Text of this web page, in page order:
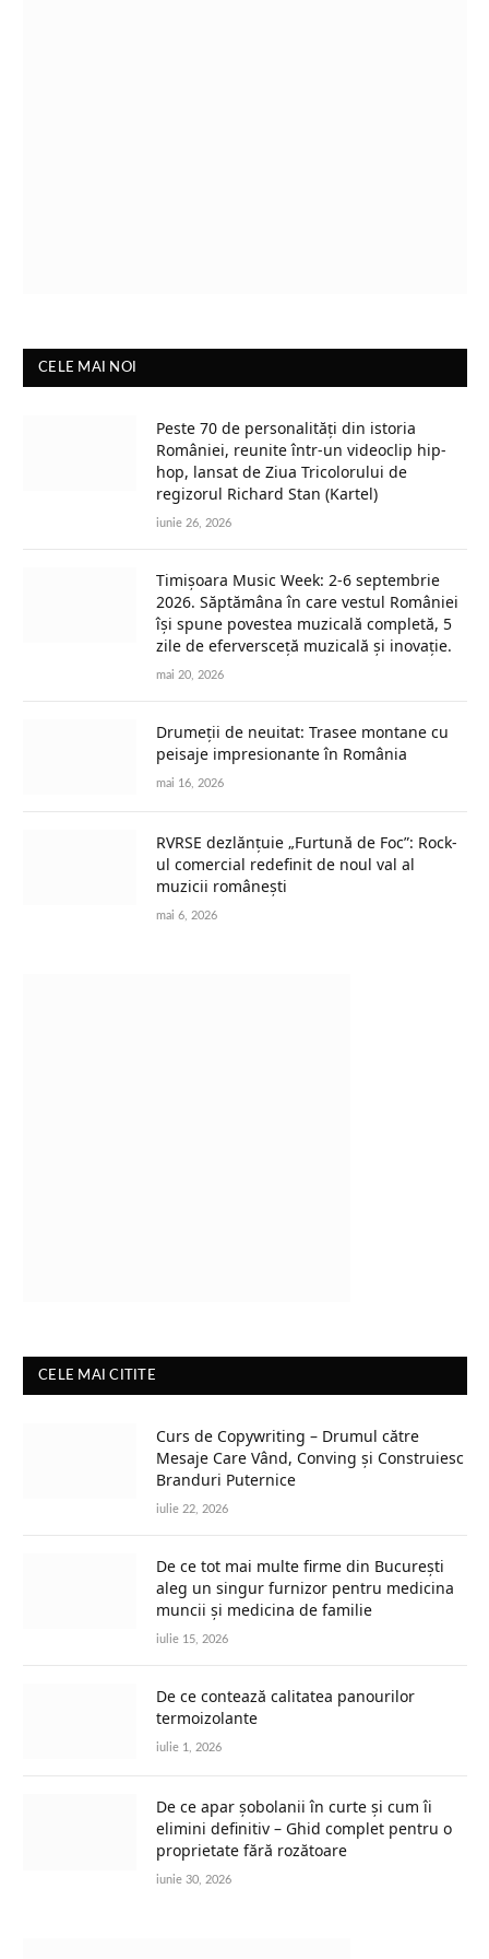
CELE MAI NOI
Peste 70 de personalități din istoria
României, reunite într-un videoclip hip-
hop, lansat de Ziua Tricolorului de
regizorul Richard Stan (Kartel)
iunie 26, 2026
Timișoara Music Week: 2-6 septembrie
2026. Săptămâna în care vestul României
își spune povestea muzicală completă, 5
zile de eferversceță muzicală și inovație.
mai 20, 2026
Drumeții de neuitat: Trasee montane cu
peisaje impresionante în România
mai 16, 2026
RVRSE dezlănțuie „Furtună de Foc”: Rock-
ul comercial redefinit de noul val al
muzicii românești
mai 6, 2026
CELE MAI CITITE
Curs de Copywriting – Drumul către
Mesaje Care Vând, Conving și Construiesc
Branduri Puternice
iulie 22, 2026
De ce tot mai multe firme din București
aleg un singur furnizor pentru medicina
muncii și medicina de familie
iulie 15, 2026
De ce contează calitatea panourilor
termoizolante
iulie 1, 2026
De ce apar șobolanii în curte și cum îi
elimini definitiv – Ghid complet pentru o
proprietate fără rozătoare
iunie 30, 2026